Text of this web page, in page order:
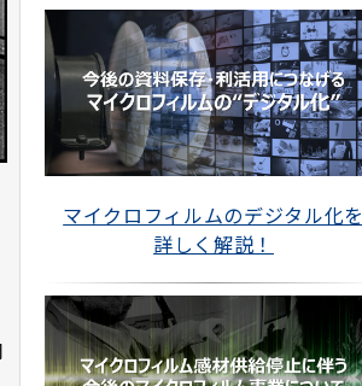
マイクロフィルムのデジタル化を
詳しく解説！